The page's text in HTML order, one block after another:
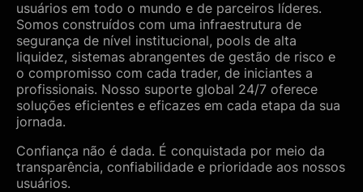
usuários em todo o mundo e de parceiros líderes.
Somos construídos com uma infraestrutura de
segurança de nível institucional, pools de alta
liquidez, sistemas abrangentes de gestão de risco e
o compromisso com cada trader, de iniciantes a
profissionais. Nosso suporte global 24/7 oferece
soluções eficientes e eficazes em cada etapa da sua
jornada.
Confiança não é dada. É conquistada por meio da
transparência, confiabilidade e prioridade aos nossos
usuários.